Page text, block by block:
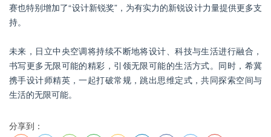
赛也特别增加了“设计新锐奖”，为有实力的新锐设计力量提供更多支
持。
未来，日立中央空调将持续不断地将设计、科技与生活进行融合，
书写更多无限可能的精彩，引领无限可能的生活方式。同时，希冀
携手设计师精英，一起打破常规，跳出思维定式，共同探索空间与
生活的无限可能。
分享到：